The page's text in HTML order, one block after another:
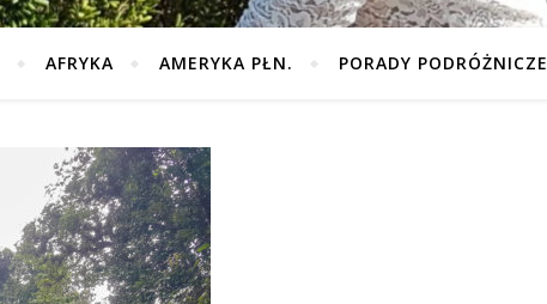
AFRYKA AMERYKA PŁN. PORADY PODRÓŻNICZE